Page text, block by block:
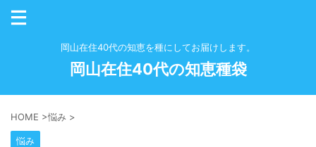
岡山在住40代の知恵を種にしてお届けします。
岡山在住40代の知恵種袋
HOME >悩み >
悩み